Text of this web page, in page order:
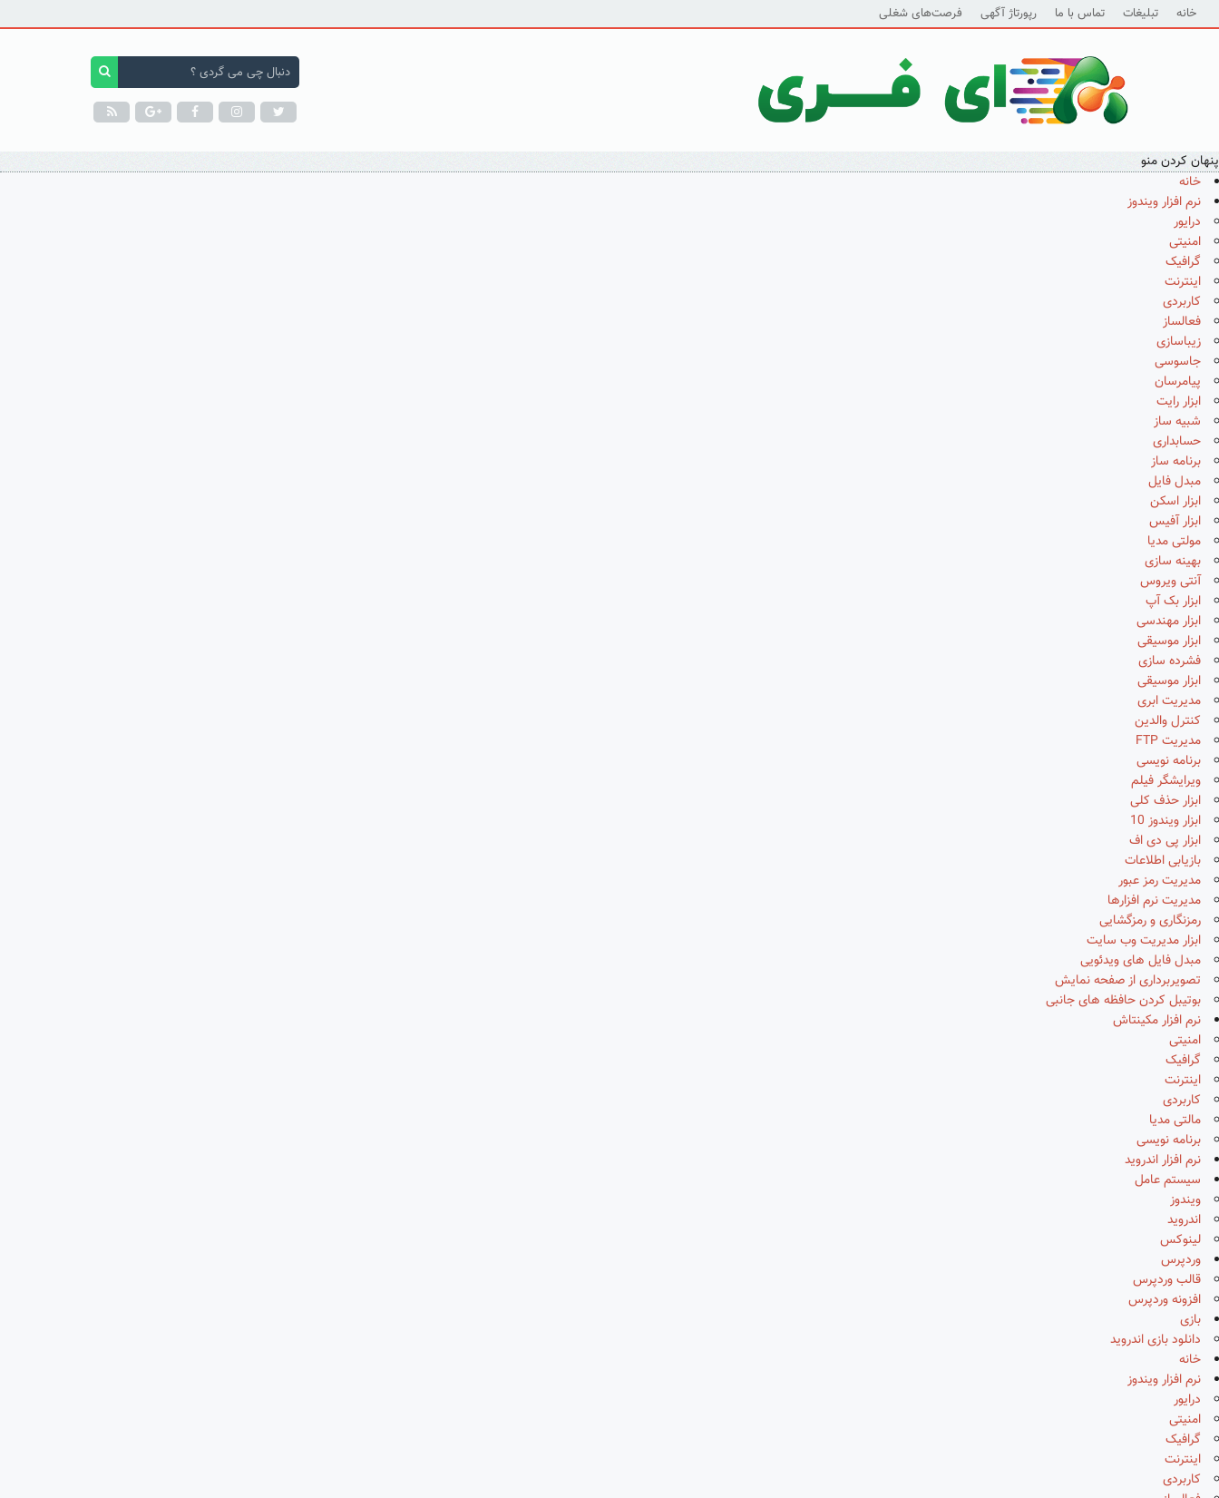
خانه تبلیغات تماس با ما رپورتاژ آگهی فرصت‌های شغلی
پنهان کردن منو
خانه
نرم افزار ویندوز
درایور
امنیتی
گرافیک
اینترنت
کاربردی
فعالساز
زیباسازی
جاسوسی
پیامرسان
ابزار رایت
شبیه ساز
حسابداری
برنامه ساز
مبدل فایل
ابزار اسکن
ابزار آفیس
مولتی مدیا
بهینه سازی
آنتی ویروس
ابزار بک آپ
ابزار مهندسی
ابزار موسیقی
فشرده سازی
ابزار موسیقی
مدیریت ابری
کنترل والدین
مدیریت FTP
برنامه نویسی
ویرایشگر فیلم
ابزار حذف کلی
ابزار ویندوز 10
ابزار پی دی اف
بازیابی اطلاعات
مدیریت رمز عبور
مدیریت نرم افزارها
رمزنگاری و رمزگشایی
ابزار مدیریت وب سایت
مبدل فایل های ویدئویی
تصویربرداری از صفحه نمایش
بوتیبل کردن حافظه های جانبی
نرم افزار مکینتاش
امنیتی
گرافیک
اینترنت
کاربردی
مالتی مدیا
برنامه نویسی
نرم افزار اندروید
سیستم عامل
ویندوز
اندروید
لینوکس
وردپرس
قالب وردپرس
افزونه وردپرس
بازی
دانلود بازی اندروید
خانه
نرم افزار ویندوز
درایور
امنیتی
گرافیک
اینترنت
کاربردی